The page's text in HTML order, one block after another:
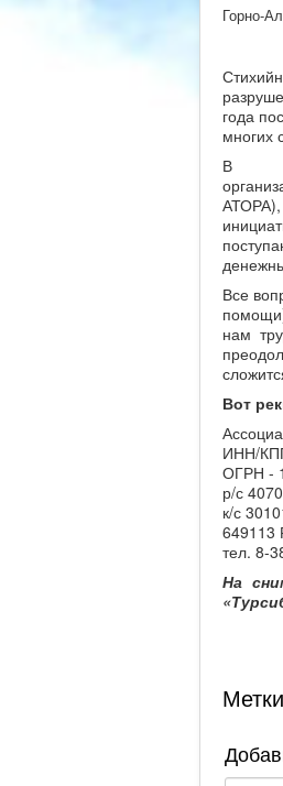
Горно-
года
многих
В
Все
нам
Вот
ИНН/
ОГРН -
р/с
к/с
649113
тел. 8-
На
Метки